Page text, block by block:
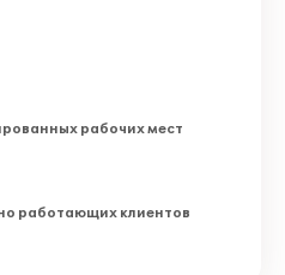
рабочих мест
работающих клиентов